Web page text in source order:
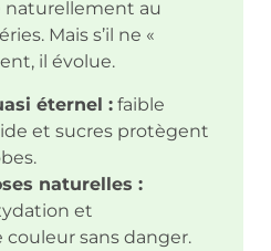
naturellement au
Mais s’il ne «
il évolue.
éternel : faible
et sucres protègent
naturelles :
et
sans danger.